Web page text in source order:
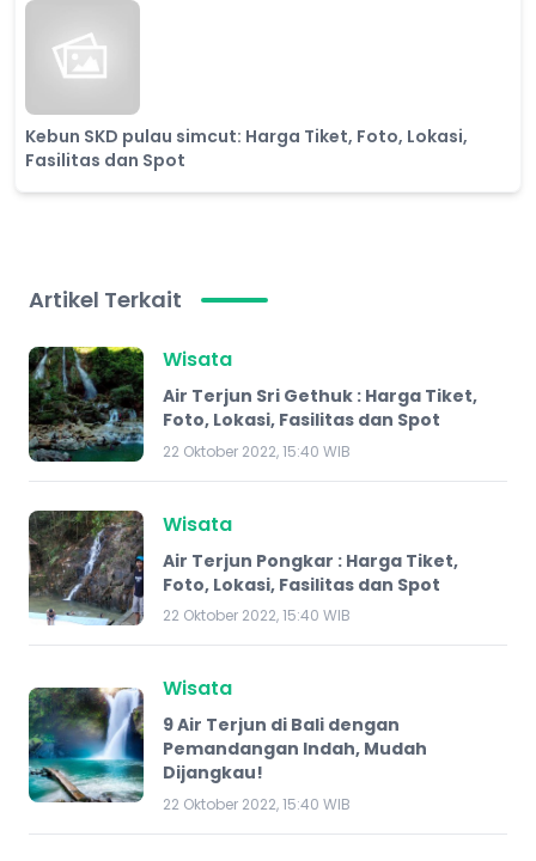
Kebun SKD pulau simcut: Harga Tiket, Foto, Lokasi,
Fasilitas dan Spot
Artikel Terkait
Wisata
Air Terjun Sri Gethuk : Harga Tiket,
Foto, Lokasi, Fasilitas dan Spot
22 Oktober 2022, 15:40 WIB
Wisata
Air Terjun Pongkar : Harga Tiket,
Foto, Lokasi, Fasilitas dan Spot
22 Oktober 2022, 15:40 WIB
Wisata
9 Air Terjun di Bali dengan
Pemandangan Indah, Mudah
Dijangkau!
22 Oktober 2022, 15:40 WIB